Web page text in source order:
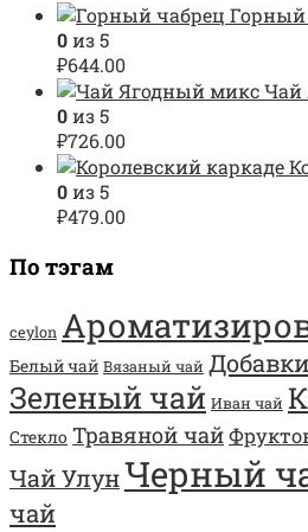
Горный
0из 5
₽644.00
Чай
0из 5
₽726.00
0из 5
₽479.00
По тэгам
ceylon
Белый чай Вязаный чай
Зеленый чай Иван чай
Стекло Травяной чай
Чай УлунЧерный
чай